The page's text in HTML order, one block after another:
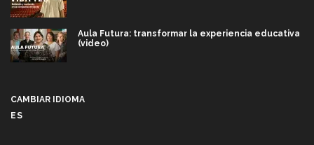
Aula Futura: transformar la experiencia educativa
(video)
CAMBIAR IDIOMA
ES